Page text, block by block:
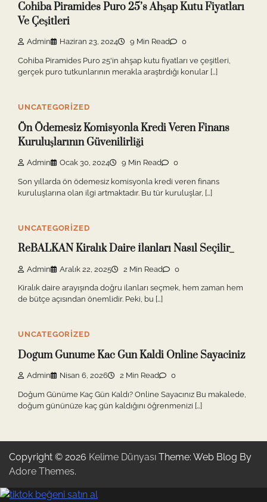
Cohiba Piramides Puro 25’s Ahşap Kutu Fiyatları
Ve Çeşitleri
Admin Haziran 23, 2024 9 Min Read 0
Cohiba Piramides Puro 25'in ahşap kutu fiyatları ve çeşitleri,
gerçek puro tutkunlarının merakla araştırdığı konular […]
UNCATEGORIZED
Ön Ödemesiz Komisyonla Kredi Veren Finans
Kuruluşlarının Güvenilirliği
Admin Ocak 30, 2024 9 Min Read 0
Son yıllarda ön ödemesiz komisyonla kredi veren finans
kuruluşlarına olan ilgi artmaktadır. Bu tür kuruluşlar, […]
UNCATEGORIZED
ReBALKAN Kiralık Daire İlanları Nasıl Seçilir_
Admin Aralık 22, 2025 2 Min Read 0
Kiralık daire arayışında doğru ilanları seçmek, hem zaman hem
de bütçe açısından önemlidir. Peki, bu […]
UNCATEGORIZED
Dogum Gunume Kac Gun Kaldi Online Sayaciniz
Admin Nisan 6, 2026 2 Min Read 0
Doğum Günüme Kaç Gün Kaldı? Online Sayacınız Bu makalede,
doğum gününüze kaç gün kaldığını öğrenmenizi […]
Copyright © 2026 Kelime Dünyası Theme: Web Blog By
Adore Themes.